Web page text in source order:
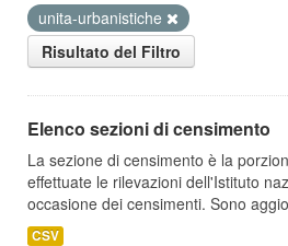
unita-urbanistiche
Risultato del Filtro
Elenco sezioni di censimento
La sezione di censimento è la
effettuate le rilevazioni dell'Istituto
occasione dei censimenti. Sono
CSV